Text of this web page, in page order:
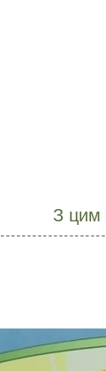
З цим